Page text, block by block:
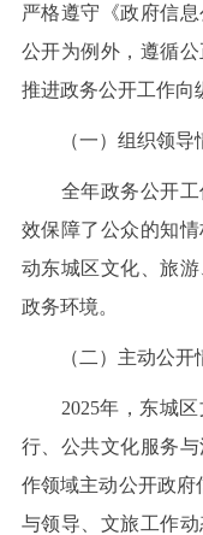
严格遵守《政府信
公开为例外，遵循
推进政务公开工作向
（一）组织领导
全年政务公开工
效保障了公众的知
动东城区文化、旅
政务环境。
（二）主动公开
2025年，东城区
行、公共文化服务
作领域主动公开政府
与领导、文旅工作